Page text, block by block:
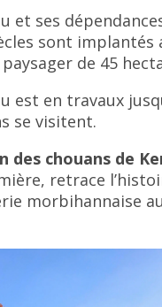
et ses
sont
paysager de 45
est en travaux
se visitent.
des chouans de
retrace
morbihannaise